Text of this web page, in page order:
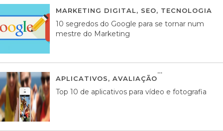
MARKETING DIGITAL, SEO, TECNOLOGIA
10 segredos do Google para se tornar num
mestre do Marketing
APLICATIVOS, AVALIAÇÃO
Top 10 de aplicativos para vídeo e fotografia